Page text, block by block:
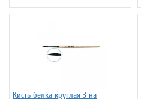
Кисть белка круглая 3 на